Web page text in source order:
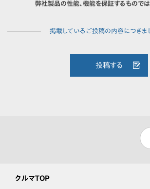
弊社製品の性能、機能を保証するものでは
投稿する
クルマTOP